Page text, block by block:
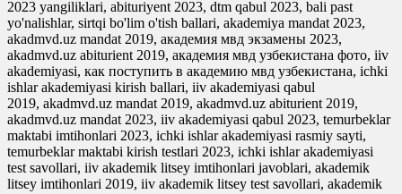
2023 yangiliklari, abituriyent 2023, dtm qabul 2023, bali past
yo'nalishlar, sirtqi bo'lim o'tish ballari, akademiya mandat 2023,
akadmvd.uz mandat 2019, академия мвд экзамены 2023,
akadmvd.uz abiturient 2019, академия мвд узбекистана фото, iiv
akademiyasi, как поступить в академию мвд узбекистана, ichki
ishlar akademiyasi kirish ballari, iiv akademiyasi qabul
2019, akadmvd.uz mandat 2019, akadmvd.uz abiturient 2019,
akadmvd.uz mandat 2023, iiv akademiyasi qabul 2023, temurbeklar
maktabi imtihonlari 2023, ichki ishlar akademiyasi rasmiy sayti,
temurbeklar maktabi kirish testlari 2023, ichki ishlar akademiyasi
test savollari, iiv akademik litsey imtihonlari javoblari, akademik
litsey imtihonlari 2019, iiv akademik litsey test savollari, akademik